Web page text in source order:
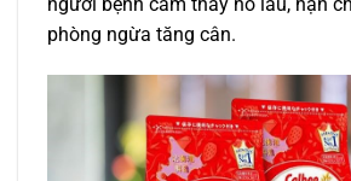
phòng ngừa tăng cân.